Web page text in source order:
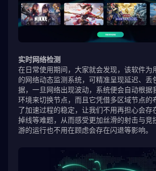
实时网络检测
在日常使用期间，大家就会发现，该软件为
的网络动态监测系统，可精准呈现延迟、丢
据，一旦网络出现波动，系统便会自动根据
环境来切换节点，而且它凭借多区域节点的
了加速过程的稳定，让我们不用再担心会存
掉线等难题，从而感受更加丝滑的射击与竞
游的运行也不用在顾虑会存在闪退等影响。